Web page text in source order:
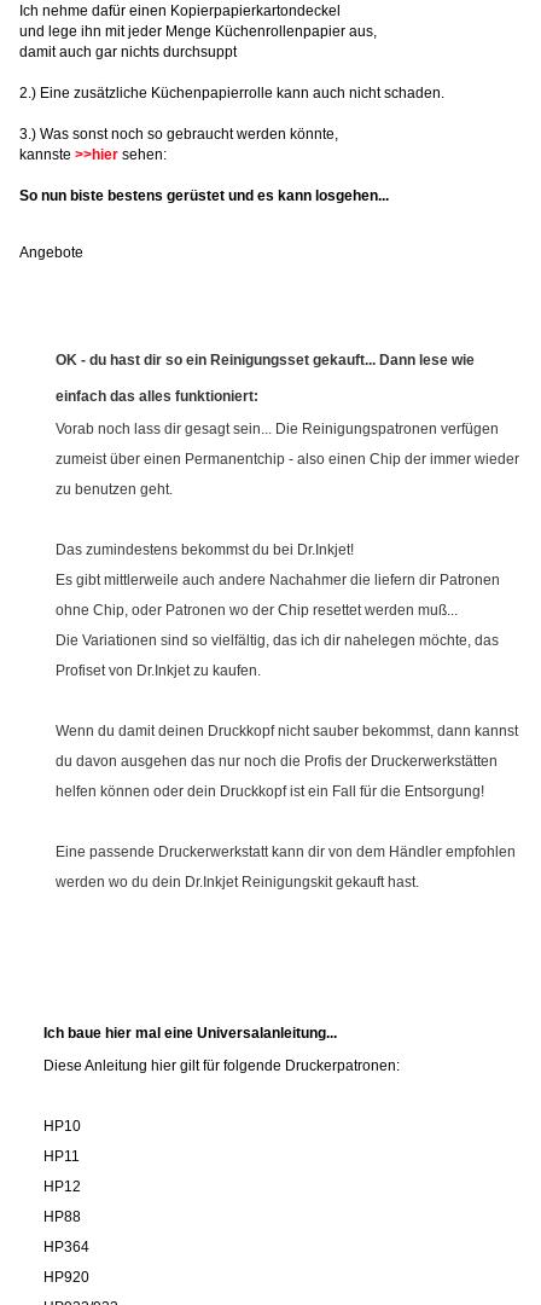
Ich nehme dafür einen Kopierpapierkartondeckel
und lege ihn mit jeder Menge Küchenrollenpapier aus,
damit auch gar nichts durchsuppt
2.) Eine zusätzliche Küchenpapierrolle kann auch nicht schaden.
3.) Was sonst noch so gebraucht werden könnte,
kannste >>hier sehen:
So nun biste bestens gerüstet und es kann losgehen...
Angebote
OK - du hast dir so ein Reinigungsset gekauft... Dann lese wie
einfach das alles funktioniert:
Vorab noch lass dir gesagt sein... Die Reinigungspatronen verfügen
zumeist über einen Permanentchip - also einen Chip der immer wieder
zu benutzen geht.
Das zumindestens bekommst du bei Dr.Inkjet!
Es gibt mittlerweile auch andere Nachahmer die liefern dir Patronen
ohne Chip, oder Patronen wo der Chip resettet werden muß...
Die Variationen sind so vielfältig, das ich dir nahelegen möchte, das
Profiset von Dr.Inkjet zu kaufen.
Wenn du damit deinen Druckkopf nicht sauber bekommst, dann kannst
du davon ausgehen das nur noch die Profis der Druckerwerkstätten
helfen können oder dein Druckkopf ist ein Fall für die Entsorgung!
Eine passende Druckerwerkstatt kann dir von dem Händler empfohlen
werden wo du dein Dr.Inkjet Reinigungskit gekauft hast.
Ich baue hier mal eine Universalanleitung...
Diese Anleitung hier gilt für folgende Druckerpatronen:
HP10
HP11
HP12
HP88
HP364
HP920